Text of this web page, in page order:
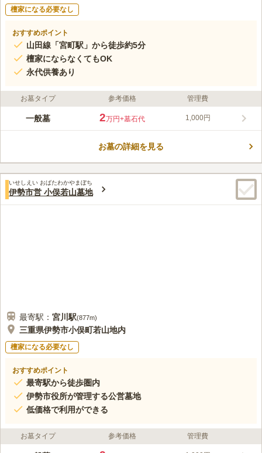
檀家になる必要なし
おすすめポイント
山田線「宮町駅」から徒歩約5分
檀家にならなくてもOK
永代供養あり
お墓タイプ 参考価格 管理費
一般墓 2万円+墓石代 1,000円
お墓の詳細を見る
いせしえい おばたわかやまぼち
伊勢市営 小俣若山墓地
最寄駅： 宮川駅(877m)
三重県伊勢市小俣町若山地内
檀家になる必要なし
おすすめポイント
最寄駅から徒歩圏内
伊勢市役所が管理する公営墓地
低価格で利用ができる
お墓タイプ 参考価格 管理費